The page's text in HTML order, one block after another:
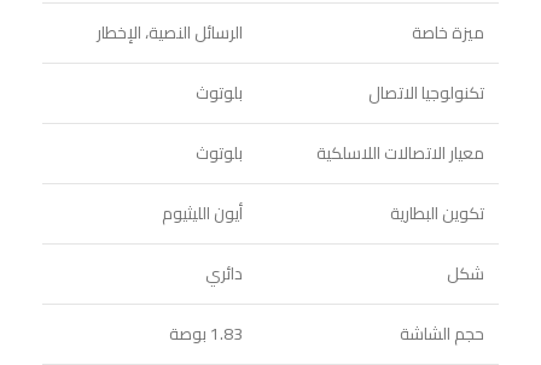
ميزة خاصة
الرسائل النصية، الإخطار
تكنولوجيا الاتصال
بلوتوث
معيار الاتصالات اللاسلكية
بلوتوث
تكوين البطارية
أيون الليثيوم
شكل
دائري
حجم الشاشة
1.83 بوصة